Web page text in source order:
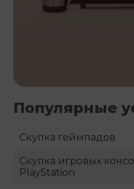
Популярные
Скупка геймпадов
Скупка игровых
PlayStation